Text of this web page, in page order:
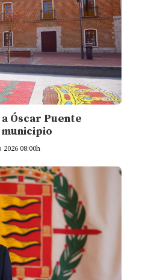
Óscar Puente
08:00h